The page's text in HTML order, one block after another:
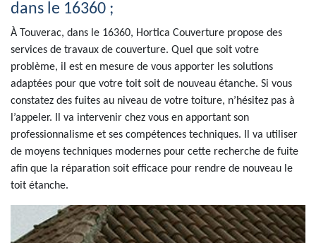
dans le 16360 ;
À Touverac, dans le 16360, Hortica Couverture propose des
services de travaux de couverture. Quel que soit votre
problème, il est en mesure de vous apporter les solutions
adaptées pour que votre toit soit de nouveau étanche. Si vous
constatez des fuites au niveau de votre toiture, n’hésitez pas à
l’appeler. Il va intervenir chez vous en apportant son
professionnalisme et ses compétences techniques. Il va utiliser
de moyens techniques modernes pour cette recherche de fuite
afin que la réparation soit efficace pour rendre de nouveau le
toit étanche.